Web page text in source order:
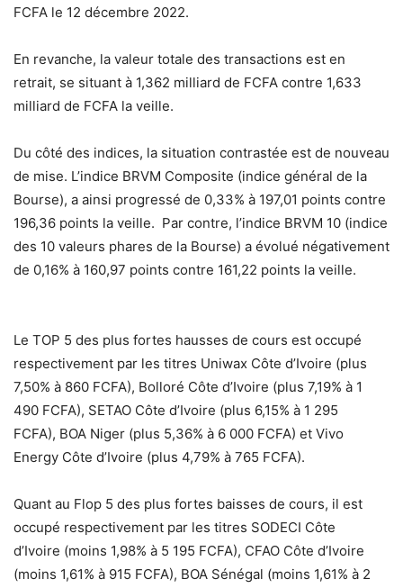
FCFA le 12 décembre 2022.
En revanche, la valeur totale des transactions est en
retrait, se situant à 1,362 milliard de FCFA contre 1,633
milliard de FCFA la veille.
Du côté des indices, la situation contrastée est de nouveau
de mise. L’indice BRVM Composite (indice général de la
Bourse), a ainsi progressé de 0,33% à 197,01 points contre
196,36 points la veille. Par contre, l’indice BRVM 10 (indice
des 10 valeurs phares de la Bourse) a évolué négativement
de 0,16% à 160,97 points contre 161,22 points la veille.
Le TOP 5 des plus fortes hausses de cours est occupé
respectivement par les titres Uniwax Côte d’Ivoire (plus
7,50% à 860 FCFA), Bolloré Côte d’Ivoire (plus 7,19% à 1
490 FCFA), SETAO Côte d’Ivoire (plus 6,15% à 1 295
FCFA), BOA Niger (plus 5,36% à 6 000 FCFA) et Vivo
Energy Côte d’Ivoire (plus 4,79% à 765 FCFA).
Quant au Flop 5 des plus fortes baisses de cours, il est
occupé respectivement par les titres SODECI Côte
d’Ivoire (moins 1,98% à 5 195 FCFA), CFAO Côte d’Ivoire
(moins 1,61% à 915 FCFA), BOA Sénégal (moins 1,61% à 2